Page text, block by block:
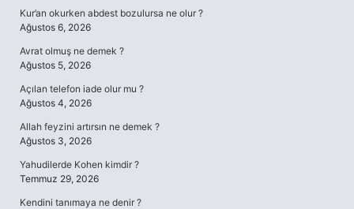
Kur’an okurken abdest bozulursa ne olur ?
Ağustos 6, 2026
Avrat olmuş ne demek ?
Ağustos 5, 2026
Açılan telefon iade olur mu ?
Ağustos 4, 2026
Allah feyzini artırsın ne demek ?
Ağustos 3, 2026
Yahudilerde Kohen kimdir ?
Temmuz 29, 2026
Kendini tanımaya ne denir ?